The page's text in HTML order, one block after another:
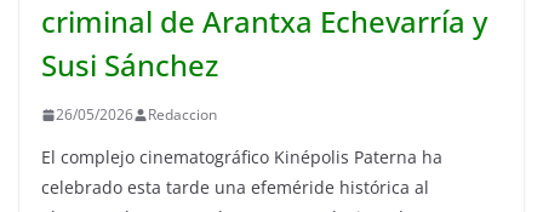
criminal de Arantxa Echevarría y
Susi Sánchez
26/05/2026 Redaccion
El complejo cinematográfico Kinépolis Paterna ha
celebrado esta tarde una efeméride histórica al